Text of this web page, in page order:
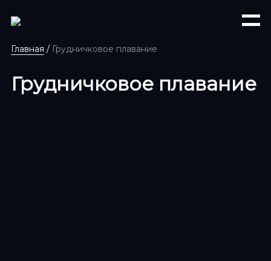
Главная / Грудничковое плавание
Грудничковое плавание